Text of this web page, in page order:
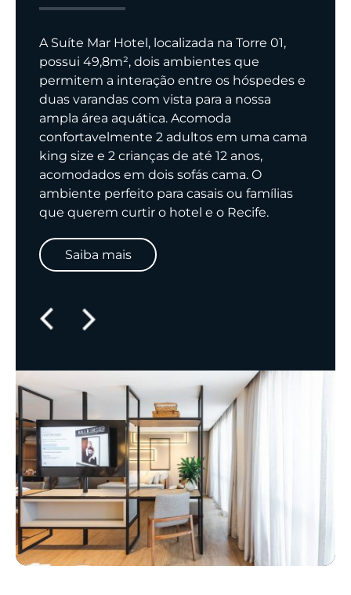
A Suíte Mar Hotel, localizada na Torre 01,
possui 49,8m², dois ambientes que
permitem a interação entre os hóspedes e
duas varandas com vista para a nossa
ampla área aquática. Acomoda
confortavelmente 2 adultos em uma cama
king size e 2 crianças de até 12 anos,
acomodados em dois sofás cama. O
ambiente perfeito para casais ou famílias
que querem curtir o hotel e o Recife.
Saiba mais